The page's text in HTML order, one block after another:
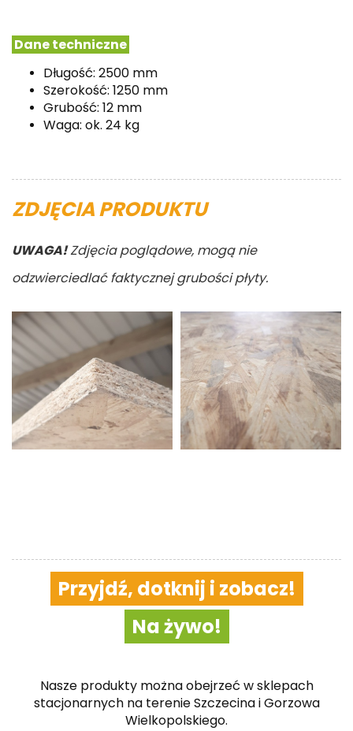
Dane techniczne
Długość: 2500 mm
Szerokość: 1250 mm
Grubość: 12 mm
Waga: ok. 24 kg
ZDJĘCIA PRODUKTU
UWAGA!Zdjęcia poglądowe, mogą nie
odzwierciedlać faktycznej grubości płyty.
Przyjdź, dotknij i zobacz!
Na żywo!
Nasze produkty można obejrzeć w sklepach
stacjonarnych na terenie Szczecina i Gorzowa
Wielkopolskiego.